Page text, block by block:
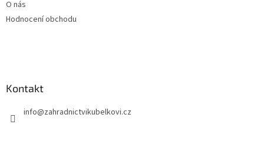
O nás
Hodnocení obchodu
Kontakt
info@zahradnictvikubelkovi.cz